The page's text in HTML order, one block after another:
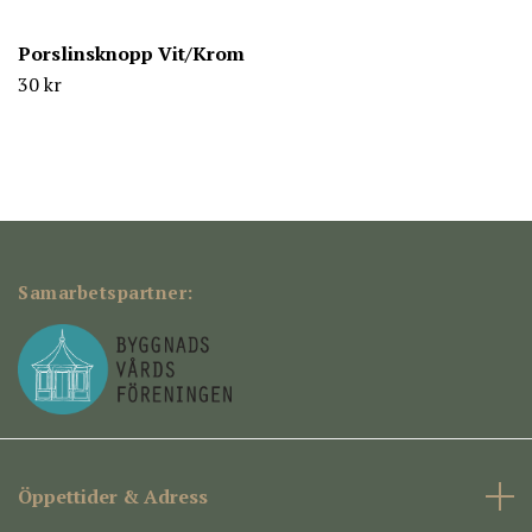
Porslinsknopp Vit/Krom
30 kr
Samarbetspartner:
Öppettider & Adress